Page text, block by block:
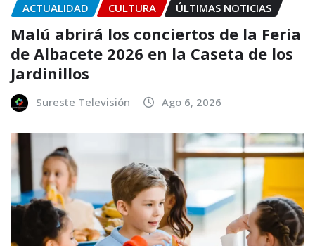
ACTUALIDAD CULTURA ÚLTIMAS NOTICIAS
Malú abrirá los conciertos de la Feria
de Albacete 2026 en la Caseta de los
Jardinillos
Sureste Televisión Ago 6, 2026